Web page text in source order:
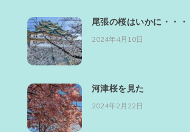
尾張の桜はいかに・・・
2024年4月10日
河津桜を見た
2024年2月22日